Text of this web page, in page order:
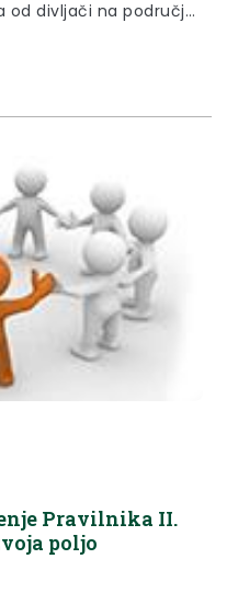
od divljači na području
veljače 2020. godine.
Pravilnika II.
poljo